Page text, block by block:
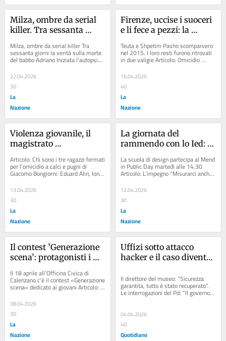
Milza, ombre da serial
killer. Tra sessanta
morte del babbo
Adriano
Milza, ombre da serial killer Tra
sessanta giorni la verità sulla morte
del babbo Adriano Iniziata l’autopsia
dopo la riesumazione del cadavere...
22.04.2026
30
La
Nazione
Firenze, uccise i suoceri
e li fece a pezzi: la
condanna a 30 anni
Teuta e Shpetim Pasho scomparvero
nel 2015. I loro resti furono ritrovati
in due valigie Articolo: Omicidio
Bongiorni, come si difendono i due...
16.04.2026
40
La
Nazione
Violenza giovanile, il
magistrato
gruppo ognuno si sente
gigante. Limitare l’uso
Articolo: Chi sono i tre ragazzi fermati
per l’omicidio a calci e pugni di
Giacomo Bongiorni: Eduard Alin, Ionut
Alexandru e un amico minorenne...
13.04.2026
30
La
Nazione
La giornata del
rammendo con lo Ied:
rivoluzionario"
La scuola di design partecipa al Mend
in Public Day martedì alle 14.30
Articolo: L’impegno "Misurarci anche
con il domani. I giovani custodi...
12.04.2026
30
La
Nazione
Il contest ’Generazione
scena’: protagonisti i
Il 18 aprile all’Officina Civica di
Calenzano c'è il contest «Generazione
scena» dedicato ai giovani Articolo:
Netflix a Firenze: casting...
08.04.2026
30
La
Nazione
Uffizi sotto attacco
hacker e il caso diventa
“Niente è andato perso”
Il direttore del museo: “Sicurezza
garantita, tutto è stato recuperato”.
Le interrogazioni del Pd: “Il governo
cosa ha fatto?”. L’inchiesta in procura
04.04.2026
40
Quotidiano